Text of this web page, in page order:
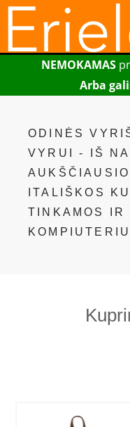
NEMOKAMAS
Arba
ODINĖS
VYRUI - IŠ
ITALIŠKOS
TINKAMOS IR
KOMPIUTERIUI